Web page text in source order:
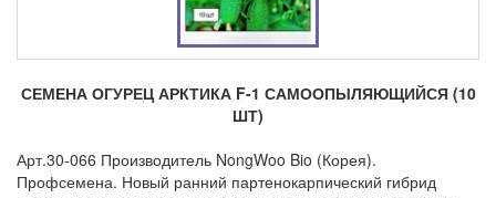
СЕМЕНА ОГУРЕЦ АРКТИКА F-1 САМООПЫЛЯЮЩИЙСЯ (10
ШТ)
Арт.30-066 Производитель NongWoo Bio (Корея).
Профсемена. Новый ранний партенокарпический гибрид